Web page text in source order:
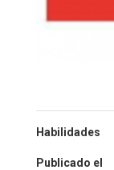
Habilidades
Publicado el